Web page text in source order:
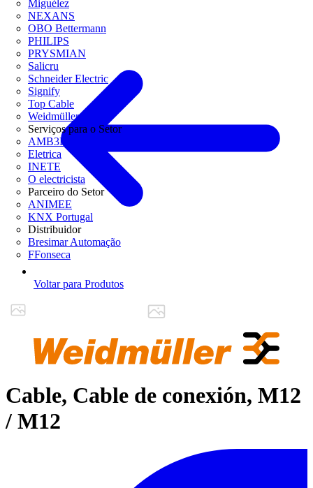
Miguélez
NEXANS
OBO Bettermann
PHILIPS
PRYSMIAN
Salicru
Schneider Electric
Signify
Top Cable
Weidmüller
Serviços para o Setor
AMB3E
Eletrica
INETE
O electricista
Parceiro do Setor
ANIMEE
KNX Portugal
Distribuidor
Bresimar Automação
FFonseca
Voltar para Produtos
Cable, Cable de conexión, M12
/ M12